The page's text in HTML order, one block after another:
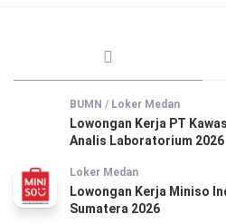
BUMN / Loker Medan
Lowongan Kerja PT
Analis Laboratorium 2026
Loker Medan
Lowongan Kerja Miniso
Sumatera 2026